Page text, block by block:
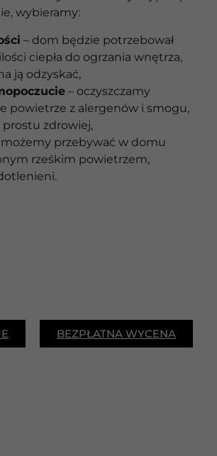
wybieramy:
– dom będzie potrzebował
ciepła do ogrzania wnętrza,
ją odzyskać,
– oczyszczamy
powietrze z alergenów i smogu,
zdrowiej,
możemy przebywać w domu
rześkim powietrzem,
BEZPŁATNA WYCENA